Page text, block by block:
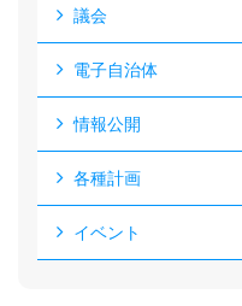
議会
電子自治体
情報公開
各種計画
イベント